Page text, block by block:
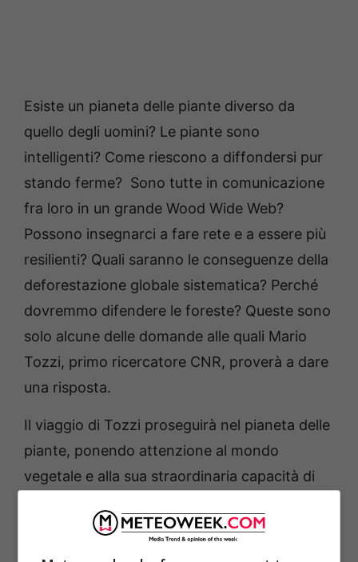
Esiste un pianeta delle piante diverso da
quello degli uomini? Le piante sono
intelligenti? Come riescono a diffondersi pur
stando ferme? Sono tutte in comunicazione
fra loro in un grande Wood Wide Web?
Possono insegnarci a fare rete e a essere più
resilienti? Quali saranno le conseguenze della
deforestazione globale sistematica? Perché
dovremmo difendere le foreste? Queste sono
solo alcune delle domande alle quali Mario
Tozzi, primo ricercatore CNR, proverà a dare
una risposta.
Il viaggio di Tozzi proseguirà nel pianeta delle
piante, ponendo attenzione al mondo
vegetale e alla sua straordinaria capacità di
dello scienziato di prestigio mondiale, il